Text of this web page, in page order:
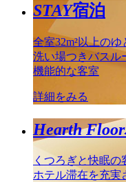
STAY宿泊
全室32m²以上のゆ
洗い場つきバスル
機能的な客室
詳細をみる
Hearth Floor
くつろぎと快眠の
ホテル滞在を充実